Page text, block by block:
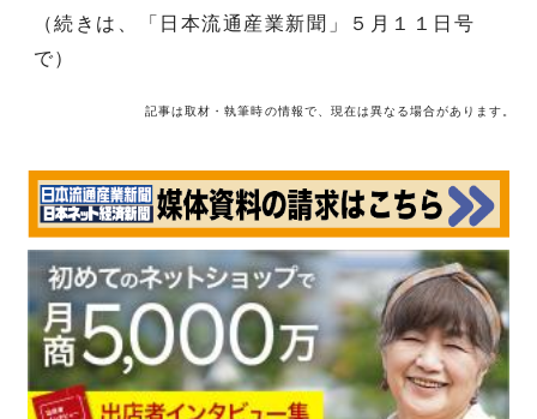
（続きは、「日本流通産業新聞」５月１１日号
で）
記事は取材・執筆時の情報で、現在は異なる場合があります。